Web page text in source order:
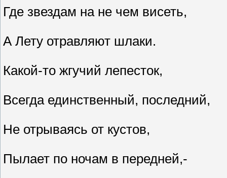
Где звездам на не чем висеть,
А Лету отравляют шлаки.
Какой-то жгучий лепесток,
Всегда единственный, последний,
Не отрываясь от кустов,
Пылает по ночам в передней,-